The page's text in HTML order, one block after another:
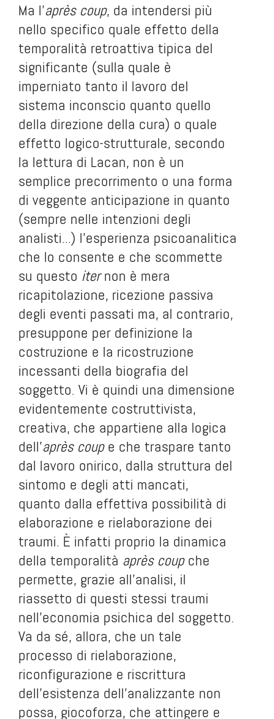
Ma l'après coup, da intendersi più
nello specifico quale effetto della
temporalità retroattiva tipica del
significante (sulla quale è
imperniato tanto il lavoro del
sistema inconscio quanto quello
della direzione della cura) o quale
effetto logico-strutturale, secondo
la lettura di Lacan, non è un
semplice precorrimento o una forma
di veggente anticipazione in quanto
(sempre nelle intenzioni degli
analisti...) l'esperienza psicoanalitica
che lo consente e che scommette
su questo iter non è mera
ricapitolazione, ricezione passiva
degli eventi passati ma, al contrario,
presuppone per definizione la
costruzione e la ricostruzione
incessanti della biografia del
soggetto. Vi è quindi una dimensione
evidentemente costruttivista,
creativa, che appartiene alla logica
dell'après coup e che traspare tanto
dal lavoro onirico, dalla struttura del
sintomo e degli atti mancati,
quanto dalla effettiva possibilità di
elaborazione e rielaborazione dei
traumi. È infatti proprio la dinamica
della temporalità après coup che
permette, grazie all'analisi, il
riassetto di questi stessi traumi
nell'economia psichica del soggetto.
Va da sé, allora, che un tale
processo di rielaborazione,
riconfigurazione e riscrittura
dell'esistenza dell'analizzante non
possa, giocoforza, che attingere e